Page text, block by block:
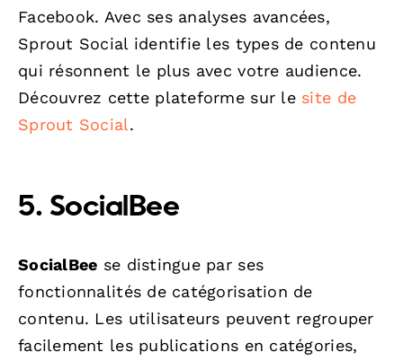
Facebook. Avec ses analyses avancées,
Sprout Social identifie les types de contenu
qui résonnent le plus avec votre audience.
Découvrez cette plateforme sur le site de
Sprout Social.
5. SocialBee
SocialBee se distingue par ses
fonctionnalités de catégorisation de
contenu. Les utilisateurs peuvent regrouper
facilement les publications en catégories,